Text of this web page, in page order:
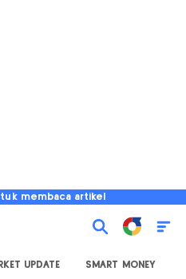
membaca artikel
UPDATE SMART MONEY